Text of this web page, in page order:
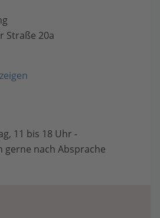
Straße 20a
11 bis 18 Uhr -
nach Absprache